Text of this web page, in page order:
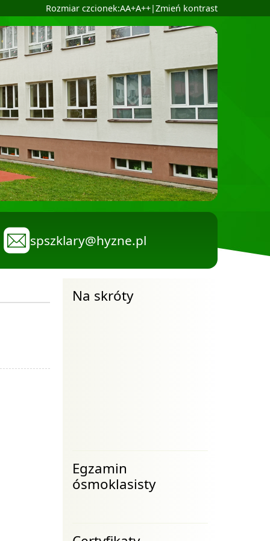
Rozmiar czcionek:Ustaw domyślną czcionkę
AUstaw większą czcionkę
A+Ustaw największą czcionkę
A++|Zmień kontrast
spszklary@hyzne.pl
Na skróty
Egzamin
ósmoklasisty